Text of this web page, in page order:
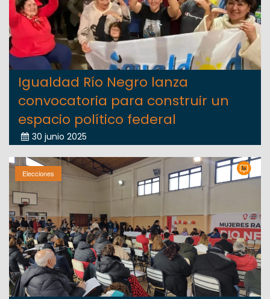
Igualdad Río Negro lanza
convocatoria para construir un
espacio político federal
30 junio 2025
Elecciones